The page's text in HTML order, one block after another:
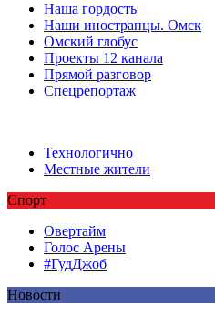
Наша гордость
Наши иностранцы. Омск
Омский глобус
Проекты 12 канала
Прямой разговор
Спецрепортаж
Технологично
Местные жители
Спорт
Овертайм
Голос Арены
#ГудДжоб
Новости